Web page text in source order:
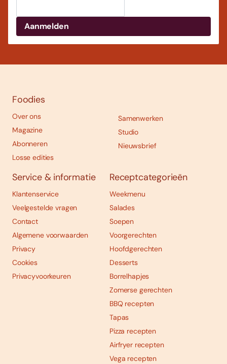
Foodies
Over ons
Magazine
Abonneren
Losse edities
Samenwerken
Studio
Nieuwsbrief
Service & informatie
Klantenservice
Veelgestelde vragen
Contact
Algemene voorwaarden
Privacy
Cookies
Privacyvoorkeuren
Receptcategorieën
Weekmenu
Salades
Soepen
Voorgerechten
Hoofdgerechten
Desserts
Borrelhapjes
Zomerse gerechten
BBQ recepten
Tapas
Pizza recepten
Airfryer recepten
Vega recepten